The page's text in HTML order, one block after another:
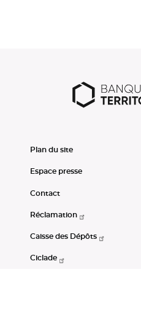
Plan du site
Espace presse
Contact
Réclamation
Caisse des Dépôts
Ciclade